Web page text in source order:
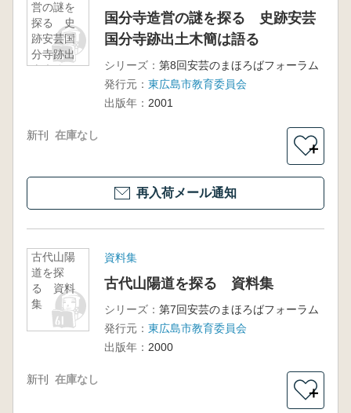
営の謎を
探る 史
跡安芸国
分寺跡出
土木簡は
国分寺造営の謎を探る 史跡安芸
国分寺跡出土木簡は語る
シリーズ： 第8回安芸のまほろばフォーラム
発行元： 東広島市教育委員会
出版年： 2001
新刊 在庫なし
＋
再入荷メール通知
古代山陽
道を探
る 資料
集
資料集
古代山陽道を探る 資料集
シリーズ： 第7回安芸のまほろばフォーラム
発行元： 東広島市教育委員会
出版年： 2000
新刊 在庫なし
＋